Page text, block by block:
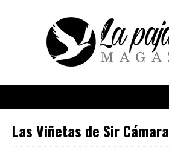
Las Viñetas de Sir Cámara